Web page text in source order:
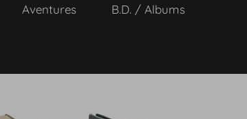
Aventures B.D. / Albums